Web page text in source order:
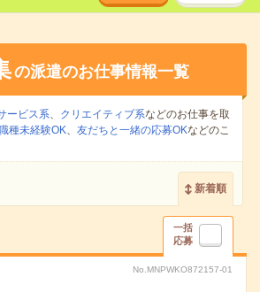
の派遣のお仕事情報一覧
ービス系、 クリエイティブ系などのお仕事を取
種未経験OK、 友だちと一緒の応募OKなどのこ
新着順
一括
応募
No.MNPWKO872157-01